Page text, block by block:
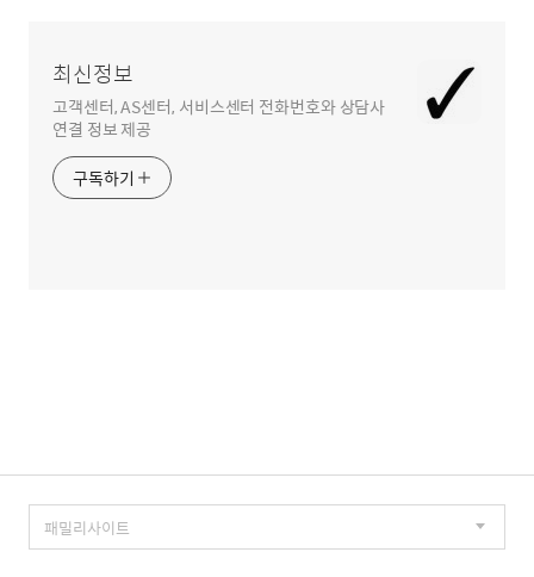
최신정보
고객센터, AS센터, 서비스센터 전화번호와 상담사
연결 정보 제공
구독하기